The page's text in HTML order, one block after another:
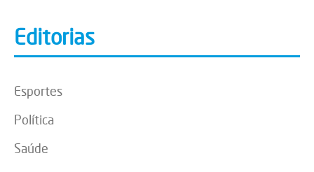
Editorias
Esportes
Política
Saúde